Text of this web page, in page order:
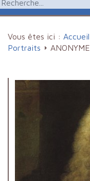
Vous êtes ici : Accueil
Portraits
ANONYME